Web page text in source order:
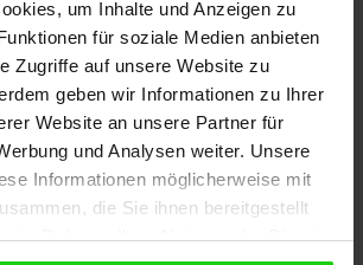
um Inhalte und Anzeigen zu
für soziale Medien anbieten
Zugriffe auf unsere Website zu
geben wir Informationen zu Ihrer
Website an unsere Partner für
und Analysen weiter. Unsere
Informationen möglicherweise mit
die Sie ihnen bereitgestellt
im Rahmen Ihrer Nutzung der Dienste
mit.